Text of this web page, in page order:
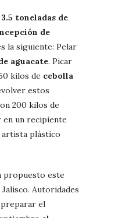
3.5 toneladas de
de
la siguiente: Pelar
aguacate. Picar
kilos de cebolla
estos
200 kilos de
en un recipiente
plástico
propuesto este
Autoridades
el